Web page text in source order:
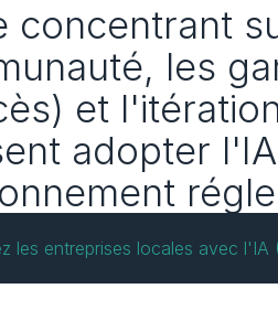
concentrant
les
et
adopter
les entreprises locales avec